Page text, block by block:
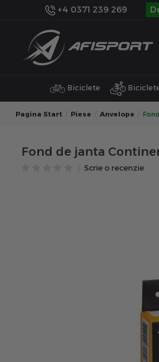
+4 0371 239 269
Biciclete
Pagina Start Piese Anvelope
Fond de janta
Scrie o recenzie